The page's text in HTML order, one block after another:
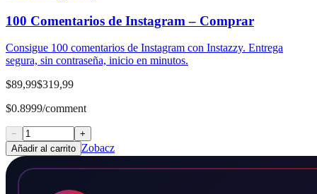
100 Comentarios de Instagram – Comprar
Consigue 100 comentarios de Instagram con Instazzy. Entrega
segura, sin contraseña, inicio en minutos.
$89,99$319,99
$0.8999/comment
−
+
Añadir al carrito Zobacz